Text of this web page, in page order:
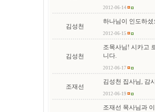
2012-06-14
김성천
하나님이 인도하
2012-06-15
김성천
조목사님! 시카고
니다.
2012-06-17
조재선
김성천 집사님, 감
2012-06-19
조재선 목사님과